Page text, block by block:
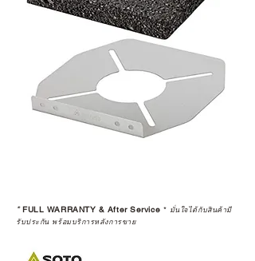
*FULL WARRANTY & After Service * มั่นใจได้กับสินค้ามี
รับประกัน พร้อมบริการหลังการขาย